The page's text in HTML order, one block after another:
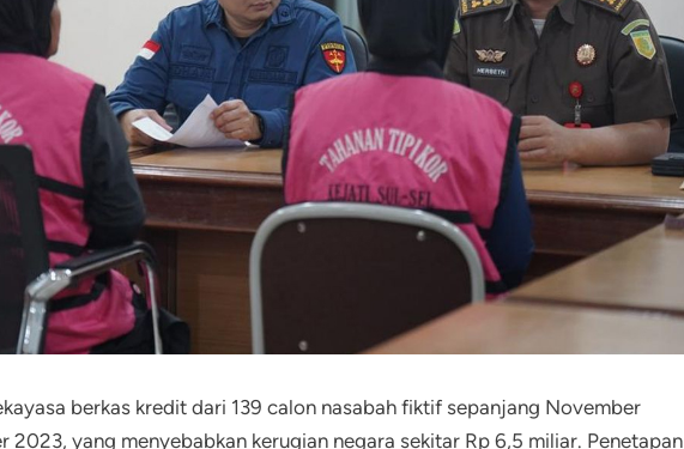
berkas kredit dari 139 calon nasabah fiktif sepanjang November
2023, yang menyebabkan kerugian negara sekitar Rp 6,5 miliar. Penetapan